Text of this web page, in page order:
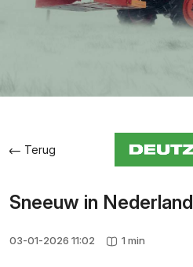
Terug
Sneeuw in Nederland
03-01-2026 11:02 1 min